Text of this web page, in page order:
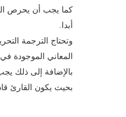
كما يجب أن يحرص
أبدا.
وتحتاج الترجمة
المعاني الموجودة
بالإضافة إلى ذلك
بحيث يكون القارئ